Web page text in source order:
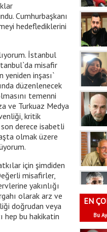
Cumhurbaşkanı
hedeflediklerini
İstanbul
misafir
inşası`
düzenlenecek
temenni
ve Turkuaz Medya
kritik
derece isabetli
olmak üzere
için şimdiden
misafirler,
yakınlığı
olarak arz ve
doğrudan veya
hep bu hakikatin
EN
Bu Ay